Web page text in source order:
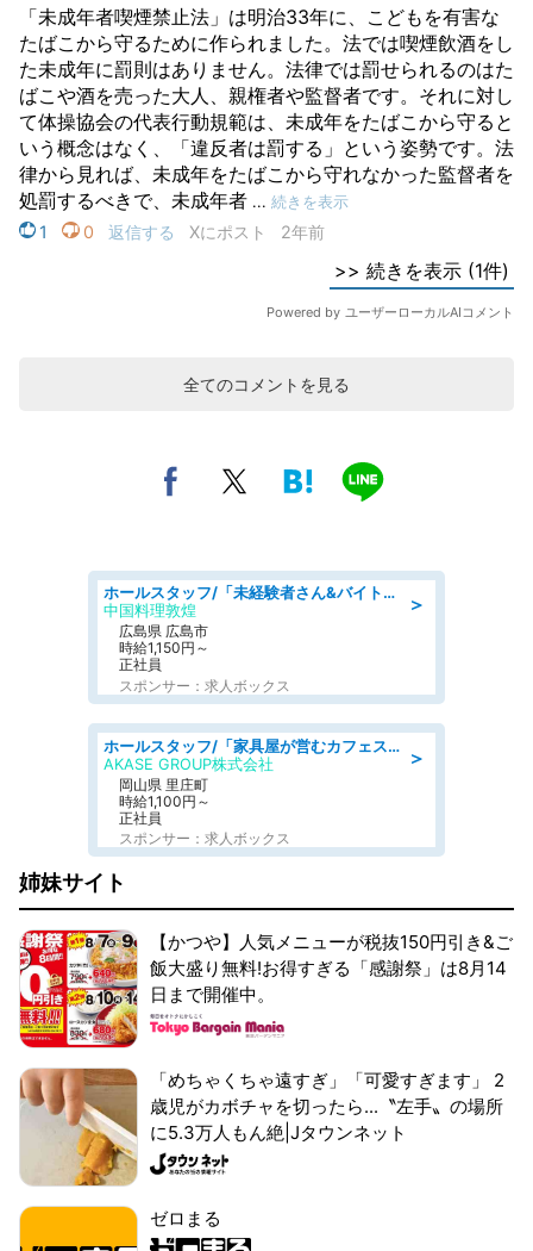
全てのコメントを見る
＞
ホールスタッフ/「未経験者さん&バイトデビューも大歓迎」残業ほぼなし×1日3時間〜勤務OK!フォロー体制も充実/広島県/広島市南区
中国料理敦煌
広島県 広島市
時給1,150円～
正社員
スポンサー：求人ボックス
＞
ホールスタッフ/「家具屋が営むカフェスタッフ!」週2日～OK!嬉しいまかない付き/岡山県/浅口郡里庄町
AKASE GROUP株式会社
岡山県 里庄町
時給1,100円～
正社員
スポンサー：求人ボックス
姉妹サイト
【かつや】人気メニューが税抜150円引き&ご
飯大盛り無料!お得すぎる「感謝祭」は8月14
日まで開催中。
「めちゃくちゃ遠すぎ」「可愛すぎます」 2
歳児がカボチャを切ったら...〝左手〟の場所
に5.3万人もん絶|Jタウンネット
ゼロまる